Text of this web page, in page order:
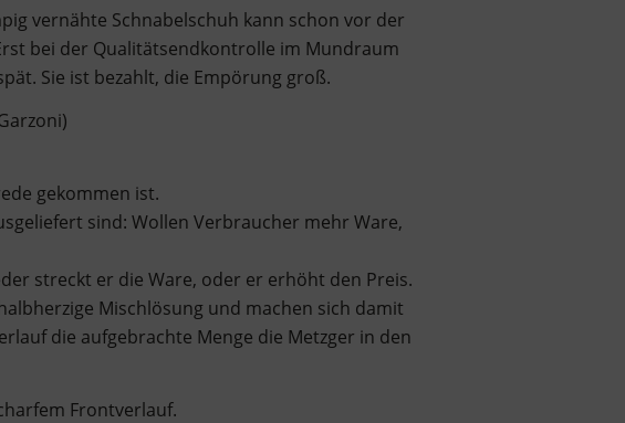
vernähte Schnabelschuh kann schon vor der
bei der Qualitätsendkontrolle im Mundraum
Sie ist bezahlt, die Empörung groß.
gekommen ist.
sind: Wollen Verbraucher mehr Ware,
streckt er die Ware, oder er erhöht den Preis.
Mischlösung und machen sich damit
die aufgebrachte Menge die Metzger in den
Frontverlauf.